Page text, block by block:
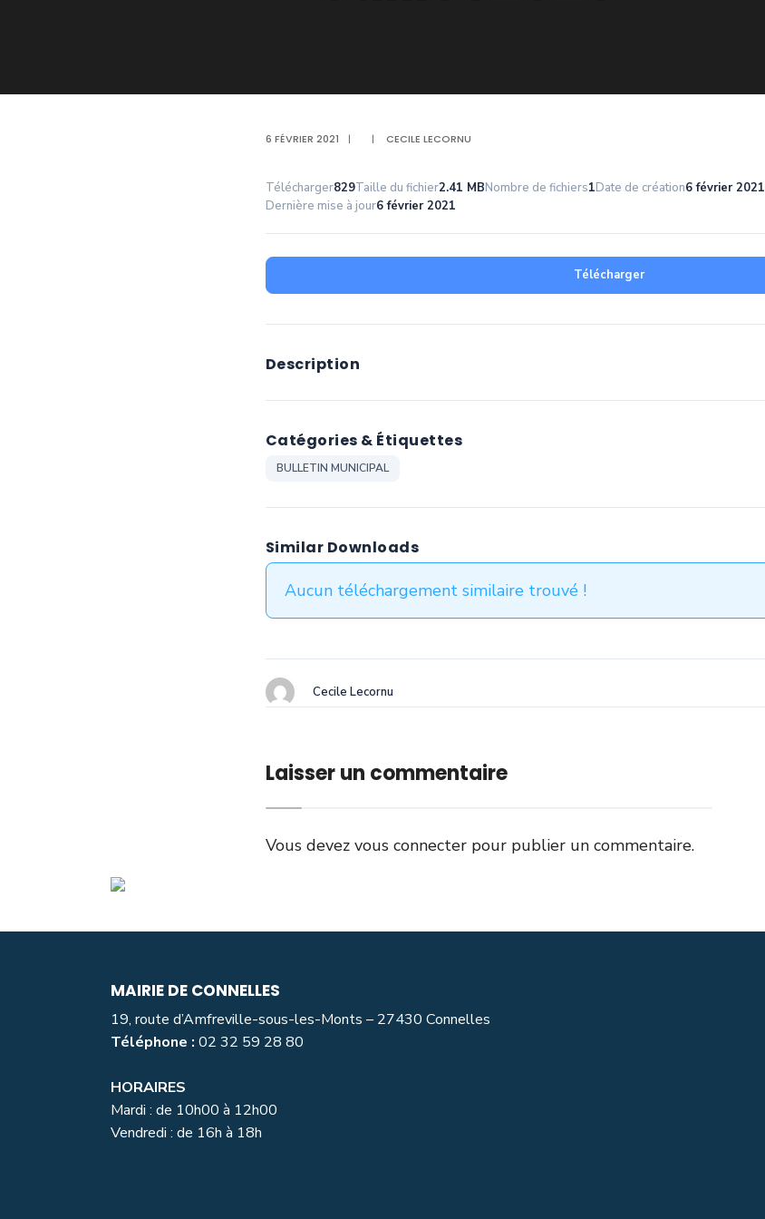
6 FÉVRIER 2021 | | CECILE LECORNU
Télécharger829Taille du fichier2.41 MBNombre de fichiers1Date de création6 février 2021
Dernière mise à jour6 février 2021
Télécharger
Description
Catégories & Étiquettes
BULLETIN MUNICIPAL
Similar Downloads
Aucun téléchargement similaire trouvé !
Cecile Lecornu
Laisser un commentaire
Vous devez vous connecter pour publier un commentaire.
MAIRIE DE CONNELLES
19, route d’Amfreville-sous-les-Monts – 27430 Connelles
Téléphone : 02 32 59 28 80
HORAIRES
Mardi : de 10h00 à 12h00
Vendredi : de 16h à 18h